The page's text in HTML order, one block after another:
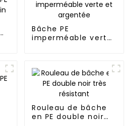
Bâche PE
imperméable verte
Rouleau de bâche
en PE double noir